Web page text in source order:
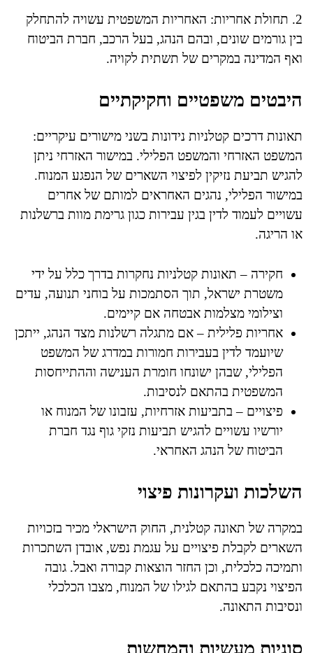
2. תחולת אחריות: האחריות המשפטית עשויה להתחלק
בין גורמים שונים, ובהם הנהג, בעל הרכב, חברת הביטוח
ואף המדינה במקרים של תשתית לקויה.
היבטים משפטיים וחקיקתיים
תאונות דרכים קטלניות נידונות בשני מישורים עיקריים:
המשפט האזרחי והמשפט הפלילי. במישור האזרחי ניתן
להגיש תביעת נזיקין לפיצוי השארים של הנפגע המנוח.
במישור הפלילי, נהגים האחראים למותם של אחרים
עשויים לעמוד לדין בגין עבירות כגון גרימת מוות ברשלנות
או הריגה.
חקירה – תאונות קטלניות נחקרות בדרך כלל על ידי
משטרת ישראל, תוך הסתמכות על בוחני תנועה, עדים
וצילומי מצלמות אבטחה אם קיימים.
אחריות פלילית – אם מתגלה רשלנות מצד הנהג, ייתכן
שיועמד לדין בעבירות חמורות במדרג של המשפט
הפלילי, שבהן ישונחו חומרת הענישה וההתייחסות
המשפטית בהתאם לנסיבות.
פיצויים – בתביעות אזרחיות, עזבונו של המנוח או
יורשיו עשויים להגיש תביעות נזקי גוף נגד חברת
הביטוח של הנהג האחראי.
השלכות ועקרונות פיצוי
במקרה של תאונה קטלנית, החוק הישראלי מכיר בזכויות
השארים לקבלת פיצויים על עגמת נפש, אובדן השתכרות
ותמיכה כלכלית, וכן החזר הוצאות קבורה ואבל. גובה
הפיצוי נקבע בהתאם לגילו של המנוח, מצבו הכלכלי
ונסיבות התאונה.
סוגיות מעשיות והמחשות